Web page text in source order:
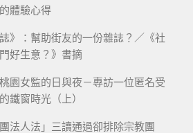
體驗心得
誌》：幫助街友的一份雜誌？／《社
好生意？》書摘
園女監的日與夜－專訪一位匿名受
鐵窗時光（上）
團法人法」三讀通過卻排除宗教團